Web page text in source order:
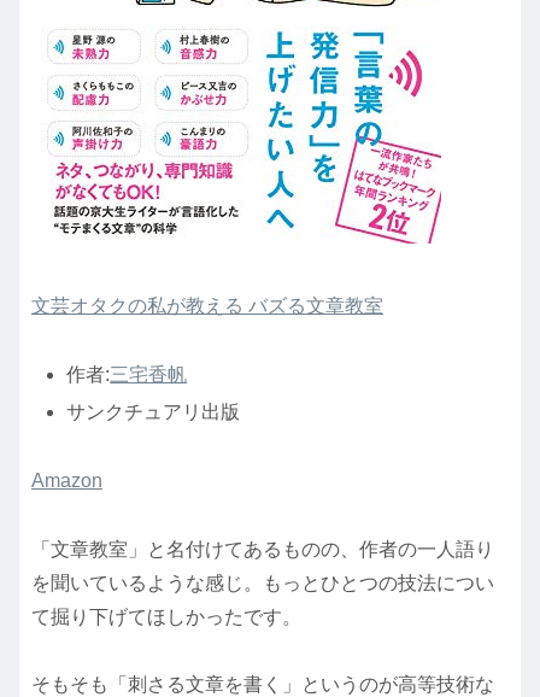
文芸オタクの私が教える バズる文章教室
作者:三宅香帆
サンクチュアリ出版
Amazon
「文章教室」と名付けてあるものの、作者の一人語り
を聞いているような感じ。もっとひとつの技法につい
て掘り下げてほしかったです。
そもそも「刺さる文章を書く」というのが高等技術な